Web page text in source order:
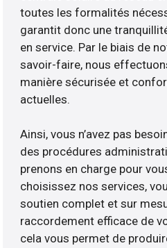
toutes les formalités
garantit donc une
en service. Par le biais de
savoir-faire, nous
manière sécurisée et
actuelles.
Ainsi, vous n’avez pas
des procédures
prenons en charge pour
choisissez nos services,
soutien complet et sur
raccordement efficace de
cela vous permet de